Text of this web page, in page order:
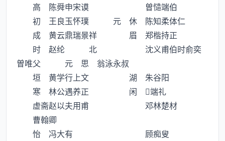
高 陈舜申宋谟 曽慥端伯
初 王良玉怀璞 元 休 陈知柔体仁
成 黄云鼎瑞景祥 眉 郑楷持正
时 赵纶 北 沈义甫伯时俞奕
曽唯父 元 思 翁泳永叔
垣 黄学行上文 湖 朱谷阳
寒 林公遇养正 闲 端礼
虚斋赵以夫用甫 邓林楚材
曹翰卿
怡 冯大有 顾痴叟